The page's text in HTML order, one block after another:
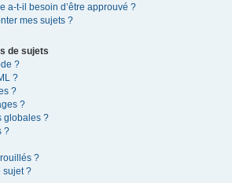
a-t-il besoin d’être approuvé ?
mes sujets ?
de sujets
?
?
?
?
globales ?
?
?
sujet ?